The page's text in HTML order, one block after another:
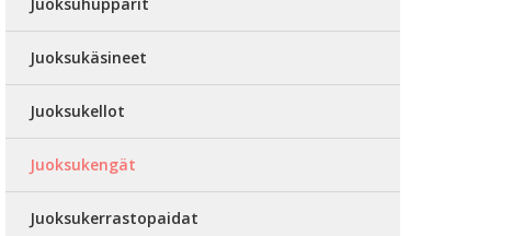
Juoksukäsineet
Juoksukellot
Juoksukengät
Juoksukerrastopaidat